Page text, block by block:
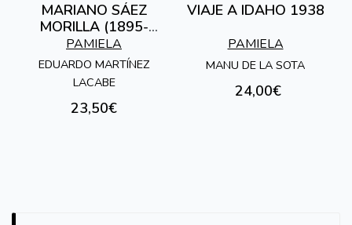
MARIANO SÁEZ
MORILLA (1895-
1937)
PAMIELA
EDUARDO MARTÍNEZ
LACABE
23,50€
VIAJE A IDAHO 1938
PAMIELA
MANU DE LA SOTA
24,00€